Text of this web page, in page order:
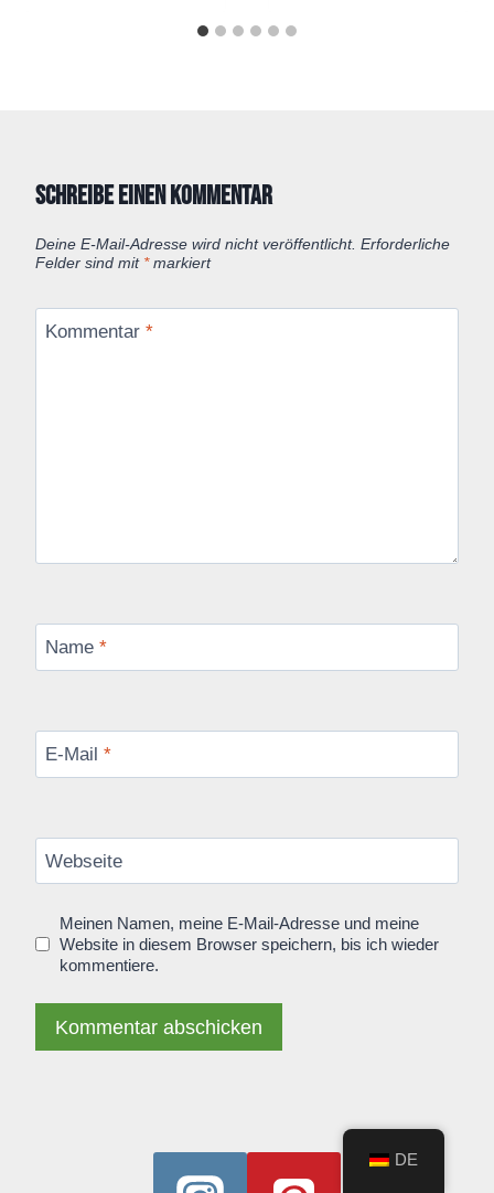
Schreibe einen Kommentar
Deine E-Mail-Adresse wird nicht veröffentlicht. Erforderliche
Felder sind mit *markiert
Kommentar *
Name *
E-Mail *
Webseite
Meinen Namen, meine E-Mail-Adresse und meine
Website in diesem Browser speichern, bis ich wieder
kommentiere.
DE